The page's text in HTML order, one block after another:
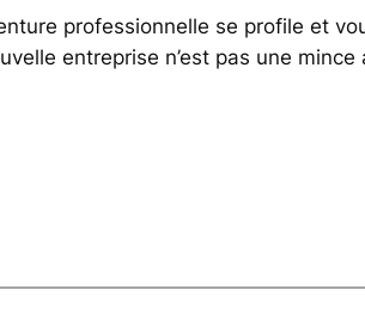
professionnelle se profile et
entreprise n’est pas une